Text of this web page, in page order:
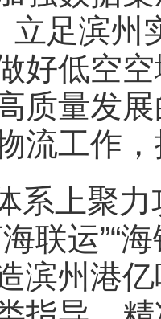
立足滨州
好低空
质量发
流工作
系上聚
海联运”“
滨州港